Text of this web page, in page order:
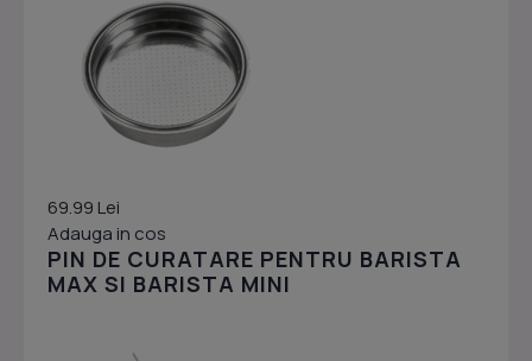
69.99 Lei
Adauga in cos
PIN DE CURATARE PENTRU BARISTA
MAX SI BARISTA MINI